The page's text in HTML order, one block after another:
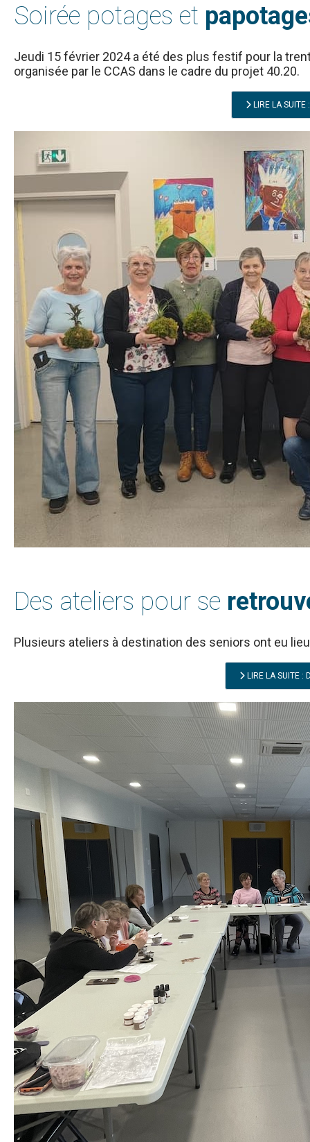
Soirée potages et
Jeudi 15 février 2024 a été des plus festif pour la
organisée par le CCAS dans le cadre du projet 40.20.
LIRE LA SUITE
Des ateliers pour se
Plusieurs ateliers à destination des seniors ont eu
LIRE LA SUITE :